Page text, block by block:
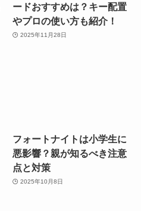
ードおすすめは？キー配置
やプロの使い方も紹介！
2025年11月28日
フォートナイトは小学生に
悪影響？親が知るべき注意
点と対策
2025年10月8日